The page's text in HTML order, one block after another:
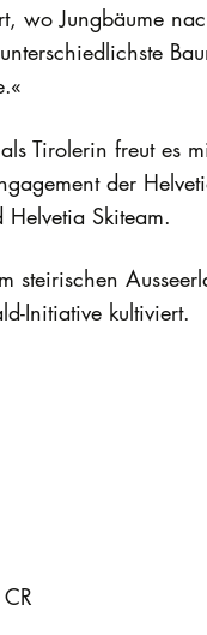
wo Jungbäume
Tirolerin freut es
der
Skiteam.
steirischen
Initiative kultiviert.